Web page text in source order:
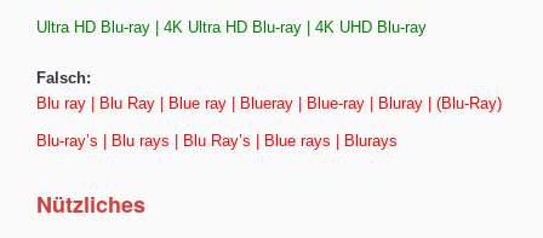
Ultra HD Blu-ray | 4K Ultra HD Blu-ray | 4K UHD Blu-ray
Falsch:
Blu ray | Blu Ray | Blue ray | Blueray | Blue-ray | Bluray | (Blu-Ray)
Blu-ray’s | Blu rays | Blu Ray’s | Blue rays | Blurays
Nützliches